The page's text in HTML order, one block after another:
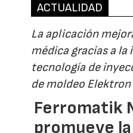
ACTUALIDAD
La aplicación
médica gracias a la
tecnología de
de moldeo Elektron
Ferromatik
promueve la